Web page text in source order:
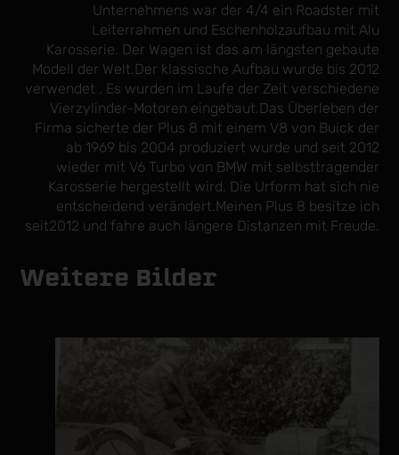
Unternehmens war der 4/4 ein Roadster mit
Leiterrahmen und Eschenholzaufbau mit Alu
Karosserie. Der Wagen ist das am längsten gebaute
Modell der Welt.Der klassische Aufbau wurde bis 2012
verwendet . Es wurden im Laufe der Zeit verschiedene
Vierzylinder-Motoren eingebaut.Das Überleben der
Firma sicherte der Plus 8 mit einem V8 von Buick der
ab 1969 bis 2004 produziert wurde und seit 2012
wieder mit V6 Turbo von BMW mit selbsttragender
Karosserie hergestellt wird. Die Urform hat sich nie
entscheidend verändert.Meinen Plus 8 besitze ich
seit2012 und fahre auch längere Distanzen mit Freude.
Weitere Bilder